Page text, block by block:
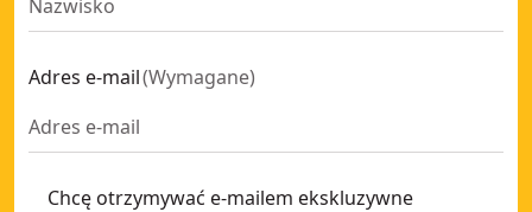
Adres e-mail(Wymagane)
Chcę otrzymywać e-mailem ekskluzywne